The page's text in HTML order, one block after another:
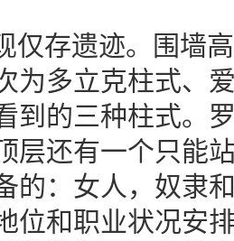
仅存遗迹。围墙
为多立克柱式、
到的三种柱式。
层还有一个只能
的：女人，奴隶
位和职业状况安